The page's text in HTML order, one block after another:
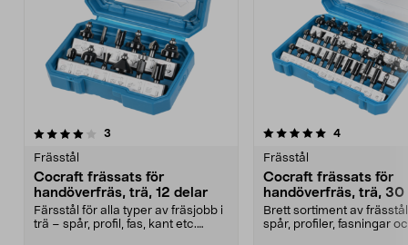
3
Frässtål
Cocraft frässats för
handöverfräs, trä, 12 delar
Färsstål för alla typer av fräsjobb i
trä – spår, profil, fas, kant etc.
5.0 av 5 stjärnor 4recensioner
Frässtål
Cocraft frässats för
handöverfräs, trä, 30
Brett sortiment av
spår, profiler, fasningar
4.0 av 5 stjärnor